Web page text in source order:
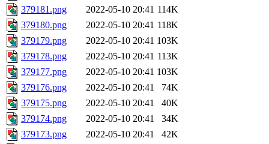
379181.png
2022-05-10 20:41 114K
379180.png
2022-05-10 20:41 118K
379179.png
2022-05-10 20:41 103K
379178.png
2022-05-10 20:41 113K
379177.png
2022-05-10 20:41 103K
379176.png
2022-05-10 20:41
74K
379175.png
2022-05-10 20:41
40K
379174.png
2022-05-10 20:41
34K
379173.png
2022-05-10 20:41
42K